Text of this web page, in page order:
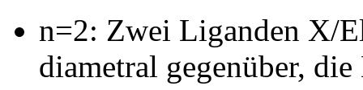
n=2: Zwei Liganden X/
diametral gegenüber,